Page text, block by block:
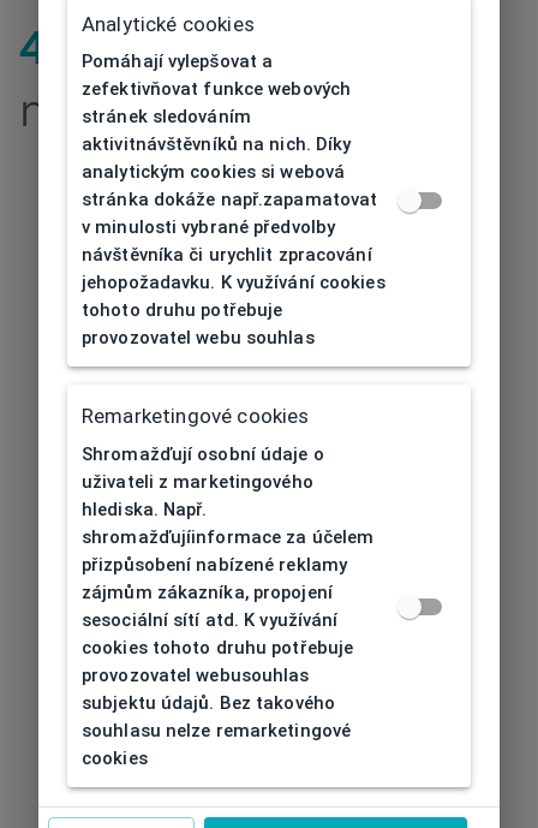
404| Stránka
nenalezena
Analytické cookies
Pomáhají vylepšovat a
zefektivňovat funkce webových
stránek sledováním
aktivitnávštěvníků na nich. Díky
analytickým cookies si webová
stránka dokáže např.zapamatovat
v minulosti vybrané předvolby
návštěvníka či urychlit zpracování
jehopožadavku. K využívání cookies
tohoto druhu potřebuje
provozovatel webu souhlas
Remarketingové cookies
Shromažďují osobní údaje o
uživateli z marketingového
hlediska. Např.
shromažďujíinformace za účelem
přizpůsobení nabízené reklamy
zájmům zákazníka, propojení
sesociální sítí atd. K využívání
cookies tohoto druhu potřebuje
provozovatel webusouhlas
subjektu údajů. Bez takového
souhlasu nelze remarketingové
cookies